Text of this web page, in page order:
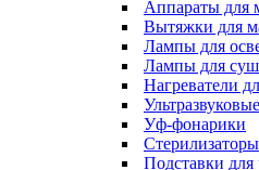
Аппараты для
Вытяжки для
Лампы для
Лампы для
Нагреватели
Уф-фонарики
Стерилизаторы
Подставки для